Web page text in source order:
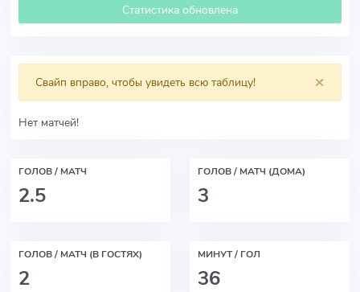
Статистика обновлена
×
Свайп вправо, чтобы увидеть всю таблицу!
Нет матчей!
ГОЛОВ / МАТЧ
2.5
ГОЛОВ / МАТЧ (ДОМА)
3
ГОЛОВ / МАТЧ (В ГОСТЯХ)
2
МИНУТ / ГОЛ
36